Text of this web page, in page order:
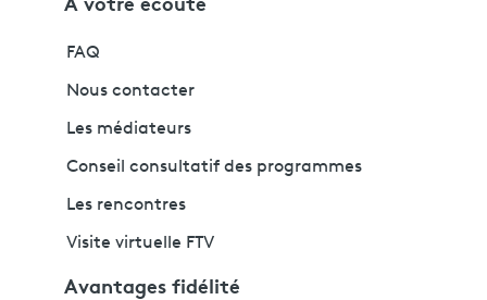
FAQ
Nous contacter
Les médiateurs
Conseil consultatif des programmes
Les rencontres
Visite virtuelle FTV
Avantages fidélité